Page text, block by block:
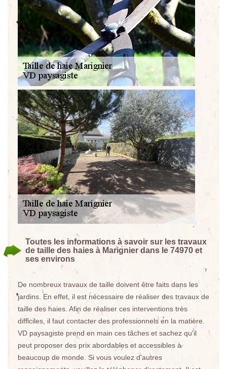
Toutes les informations à savoir sur les travaux
de taille des haies à Marignier dans le 74970 et
ses environs
De nombreux travaux de taille doivent être faits dans les
jardins. En effet, il est nécessaire de réaliser des travaux de
taille des haies. Afin de réaliser ces interventions très
difficiles, il faut contacter des professionnels en la matière.
VD paysagiste prend en main ces tâches et sachez qu'il
peut proposer des prix abordables et accessibles à
beaucoup de monde. Si vous voulez d'autres